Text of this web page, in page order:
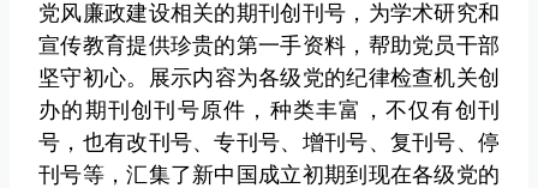
党风廉政建设相关的期刊创刊号，为学术研究和
宣传教育提供珍贵的第一手资料，帮助党员干部
坚守初心。‌展示内容为各级党的纪律检查机关创
办的期刊创刊号原件，种类丰富，不仅有创刊
号，也有改刊号、专刊号、增刊号、复刊号、停
刊号等，汇集了新中国成立初期到现在各级党的